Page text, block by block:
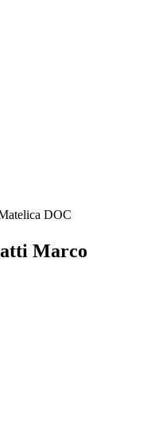
DOC
Marco